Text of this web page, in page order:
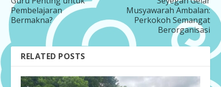
Pembelajaran
Bermakna?
Musyawarah Ambalan:
Perkokoh Semangat
Berorganisasi
RELATED POSTS